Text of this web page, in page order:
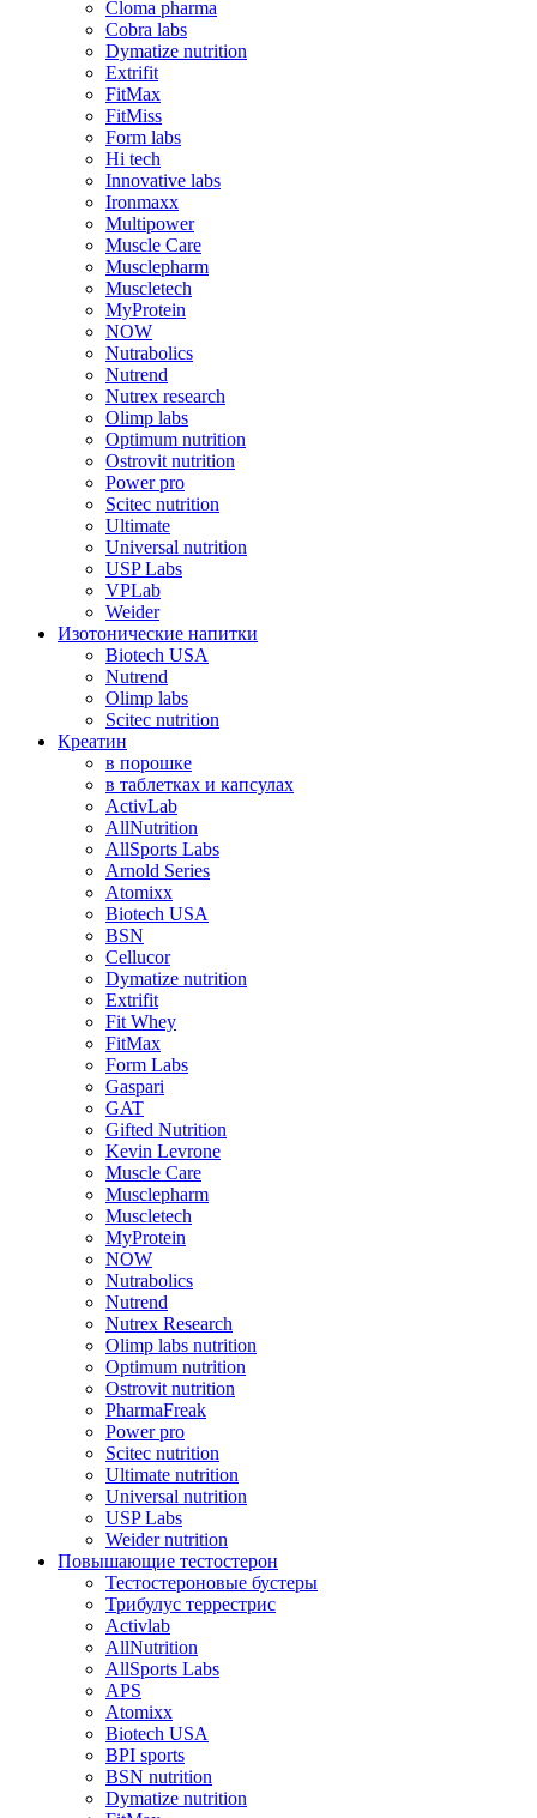
Cloma pharma
Cobra labs
Dymatize nutrition
Extrifit
FitMax
FitMiss
Form labs
Hi tech
Innovative labs
Ironmaxx
Multipower
Muscle Care
Musclepharm
Muscletech
MyProtein
NOW
Nutrabolics
Nutrend
Nutrex research
Olimp labs
Optimum nutrition
Ostrovit nutrition
Power pro
Scitec nutrition
Ultimate
Universal nutrition
USP Labs
VPLab
Weider
Изотонические напитки
Biotech USA
Nutrend
Olimp labs
Scitec nutrition
Креатин
в порошке
в таблетках и капсулах
ActivLab
AllNutrition
AllSports Labs
Arnold Series
Atomixx
Biotech USA
BSN
Cellucor
Dymatize nutrition
Extrifit
Fit Whey
FitMax
Form Labs
Gaspari
GAT
Gifted Nutrition
Kevin Levrone
Muscle Care
Musclepharm
Muscletech
MyProtein
NOW
Nutrabolics
Nutrend
Nutrex Research
Olimp labs nutrition
Optimum nutrition
Ostrovit nutrition
PharmaFreak
Power pro
Scitec nutrition
Ultimate nutrition
Universal nutrition
USP Labs
Weider nutrition
Повышающие тестостерон
Тестостероновые бустеры
Трибулус террестрис
Activlab
AllNutrition
AllSports Labs
APS
Atomixx
Biotech USA
BPI sports
BSN nutrition
Dymatize nutrition